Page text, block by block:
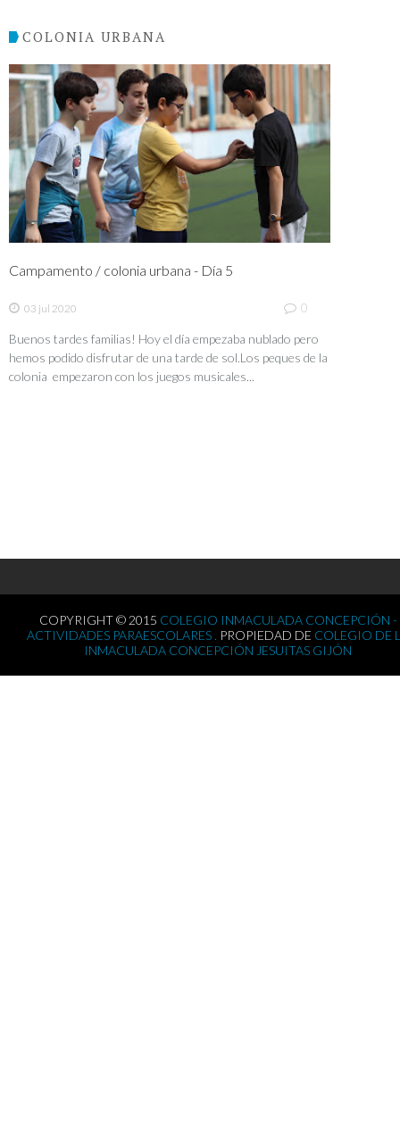
COLONIA URBANA
Campamento / colonia urbana - Día 5
03 jul 2020 0
Buenos tardes familias! Hoy el día empezaba nublado pero
hemos podido disfrutar de una tarde de sol.Los peques de la
colonia empezaron con los juegos musicales...
COPYRIGHT © 2015 COLEGIO INMACULADA CONCEPCIÓN -
ACTIVIDADES PARAESCOLARES . PROPIEDAD DE COLEGIO DE
INMACULADA CONCEPCIÓN JESUITAS GIJÓN